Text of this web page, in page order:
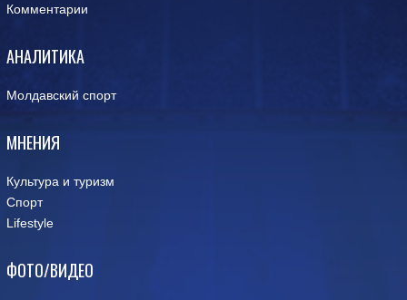
Комментарии
АНАЛИТИКА
Молдавский спорт
МНЕНИЯ
Культура и туризм
Спорт
Lifestyle
ФОТО/ВИДЕО